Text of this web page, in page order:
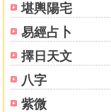
堪輿陽宅
易經占卜
擇日天文
八字
紫微